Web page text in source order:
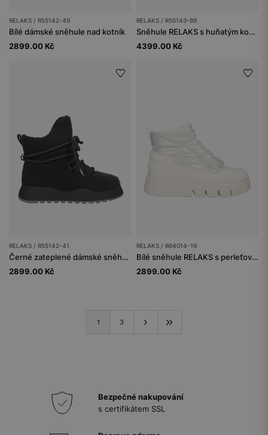
RELAKS / R55142-49
Bílé dámské sněhule nad kotník
2899.00 Kč
RELAKS / R55143-89
Sněhule RELAKS s huňatým kožíškem
4399.00 Kč
RELAKS / R55142-41
Černé zateplené dámské sněhule RELAKS
2899.00 Kč
RELAKS / R64014-19
Bílé sněhule RELAKS s perleťovým leskem
2899.00 Kč
1 3
Bezpečné nakupování
s certifikátem SSL